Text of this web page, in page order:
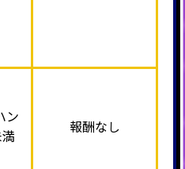
ン
報酬なし